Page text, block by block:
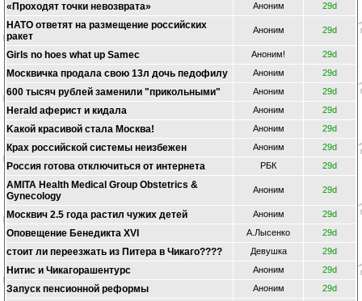
«Проходят точки невозврата» Аноним 29d
НАТО ответят на размещение российских
ракет
Аноним 29d
Girls no hoes what up Samec Аноним! 29d
Москвичка продала свою 13л дочь педофилу Аноним 29d
600 тысяч рублей заменили "прикольными" Аноним 29d
Herald аферист и кидала Аноним 29d
Kакой красивой стала Москва! Аноним 29d
Крах российской системы неизбежен Аноним 29d
Россия готова отключиться от интернета РБК 29d
AMITA Health Medical Group Obstetrics &
Gynecology
Аноним 29d
Москвич 2.5 года растил чужих детей Аноним 29d
Оповещение Бенедикта XVI А.Лысенко 29d
стоит ли переезжать из Питера в Чикаго???? Девушка 29d
Нитис и Чикагорашентурс Аноним 29d
Запуск пенсионной реформы Аноним 29d